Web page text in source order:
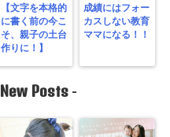
【文字を本格的
に書く前の今こ
そ、親子の土台
作りに！】
成績にはフォー
カスしない教育
ママになる！！
New Posts -